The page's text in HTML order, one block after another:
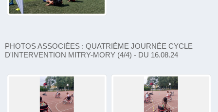
PHOTOS ASSOCIÉES : QUATRIÈME JOURNÉE CYCLE
D'INTERVENTION MITRY-MORY (4/4) - DU 16.08.24